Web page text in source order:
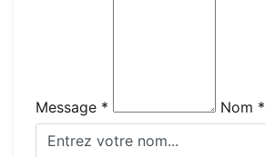
Message * Nom *